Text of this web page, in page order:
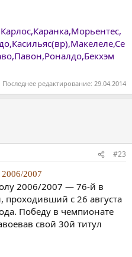
Последнее редактирование: 29.04.2014
#23
2007
2006/2007 — 76-й в
с 26 августа
Победу в чемпионате
свой 30й титул